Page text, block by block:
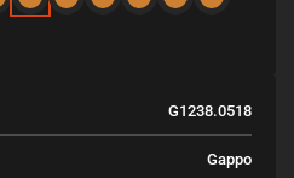
G1238.0518
Gappo